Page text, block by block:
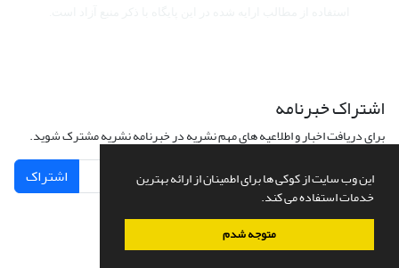
این وب سایت از کوکی ها برای اطمینان از ارائه بهترین
خدمات استفاده می کند.
متوجه شدم
اشتراک خبرنامه
برای دریافت اخبار و اطلاعیه های مهم نشریه در خبرنامه نشریه مشترک شوید.
اشتراک
سامانه مدیریت نشریات علمی.طراحی و پیاده سازی ازسیناوب